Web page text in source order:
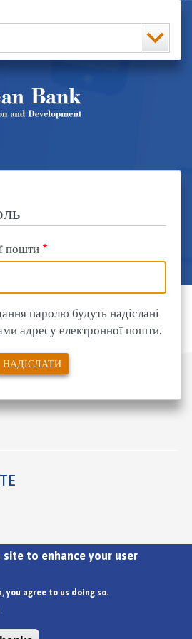
ენა
пошти
паролю будуть надіслані
адресу електронної пошти.
and Development ©
site to enhance your user
you agree to us doing so.